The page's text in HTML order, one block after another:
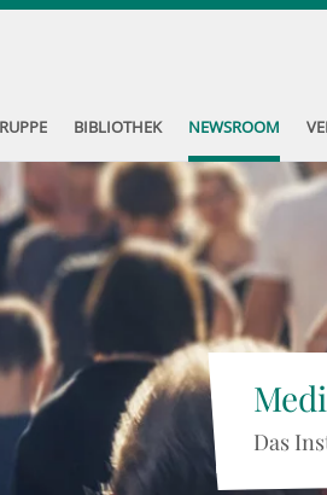
BIBLIOTHEK NEWSROOM
Das